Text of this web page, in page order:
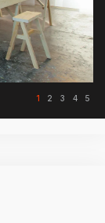
1 2 3 4 5